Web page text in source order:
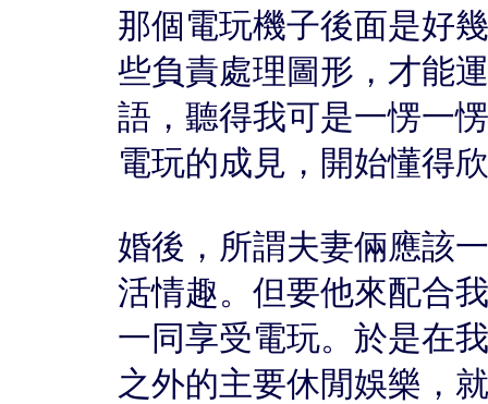
那個電玩機子後面是好
些負責處理圖形，才能
語，聽得我可是一愣一
電玩的成見，開始懂得
婚後，所謂夫妻倆應該
活情趣。但要他來配合
一同享受電玩。於是在
之外的主要休閒娛樂，